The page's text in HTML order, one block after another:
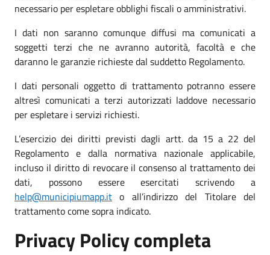
necessario per espletare obblighi fiscali o amministrativi.
I dati non saranno comunque diffusi ma comunicati a
soggetti terzi che ne avranno autorità, facoltà e che
daranno le garanzie richieste dal suddetto Regolamento.
I dati personali oggetto di trattamento potranno essere
altresì comunicati a terzi autorizzati laddove necessario
per espletare i servizi richiesti.
L’esercizio dei diritti previsti dagli artt. da 15 a 22 del
Regolamento e dalla normativa nazionale applicabile,
incluso il diritto di revocare il consenso al trattamento dei
dati, possono essere esercitati scrivendo a
help@municipiumapp.it o all’indirizzo del Titolare del
trattamento come sopra indicato.
Privacy Policy completa